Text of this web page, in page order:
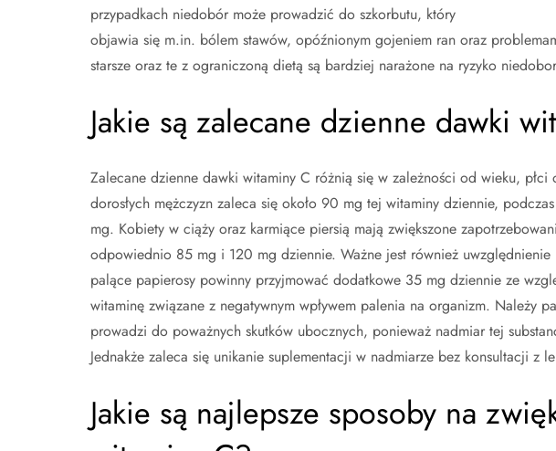
przypadkach niedobór może prowadzić do szkorbutu, który
objawia się m.in. bólem stawów, opóźnionym gojeniem ran oraz
starsze oraz te z ograniczoną dietą są bardziej narażone na ryzyko
Jakie są zalecane dzienne dawki
Zalecane dzienne dawki witaminy C różnią się w zależności od wieku,
dorosłych mężczyzn zaleca się około 90 mg tej witaminy dziennie,
mg. Kobiety w ciąży oraz karmiące piersią mają zwiększone
odpowiednio 85 mg i 120 mg dziennie. Ważne jest również
palące papierosy powinny przyjmować dodatkowe 35 mg dziennie ze
witaminę związane z negatywnym wpływem palenia na organizm. Należy
prowadzi do poważnych skutków ubocznych, ponieważ nadmiar tej
Jednakże zaleca się unikanie suplementacji w nadmiarze bez konsultacji z
Jakie są najlepsze sposoby na